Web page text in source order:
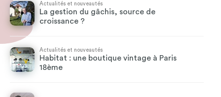
Actualités et nouveautés
La gestion du gâchis, source de
croissance ?
Actualités et nouveautés
Habitat : une boutique vintage à Paris
18ème